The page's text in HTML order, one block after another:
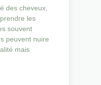
des cheveux,
les
souvent
peuvent nuire
mais